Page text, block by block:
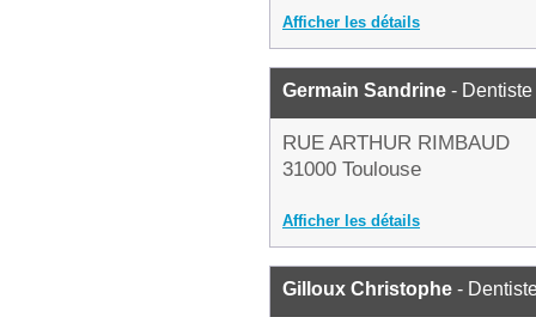
Afficher les détails
Germain Sandrine - Dentiste
RUE ARTHUR RIMBAUD
31000 Toulouse
Afficher les détails
Gilloux Christophe -